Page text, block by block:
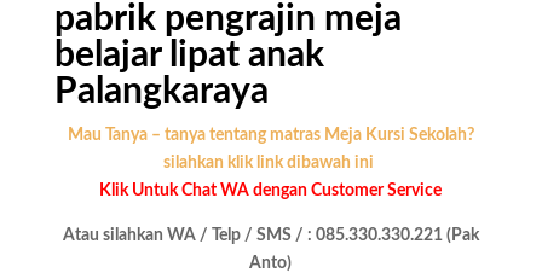
pabrik pengrajin meja
belajar lipat anak
Palangkaraya
Mau Tanya – tanya tentang matras Meja Kursi Sekolah?
silahkan klik link dibawah ini
Klik Untuk Chat WA dengan Customer Service
Atau silahkan WA / Telp / SMS / : 085.330.330.221 (Pak
Anto)